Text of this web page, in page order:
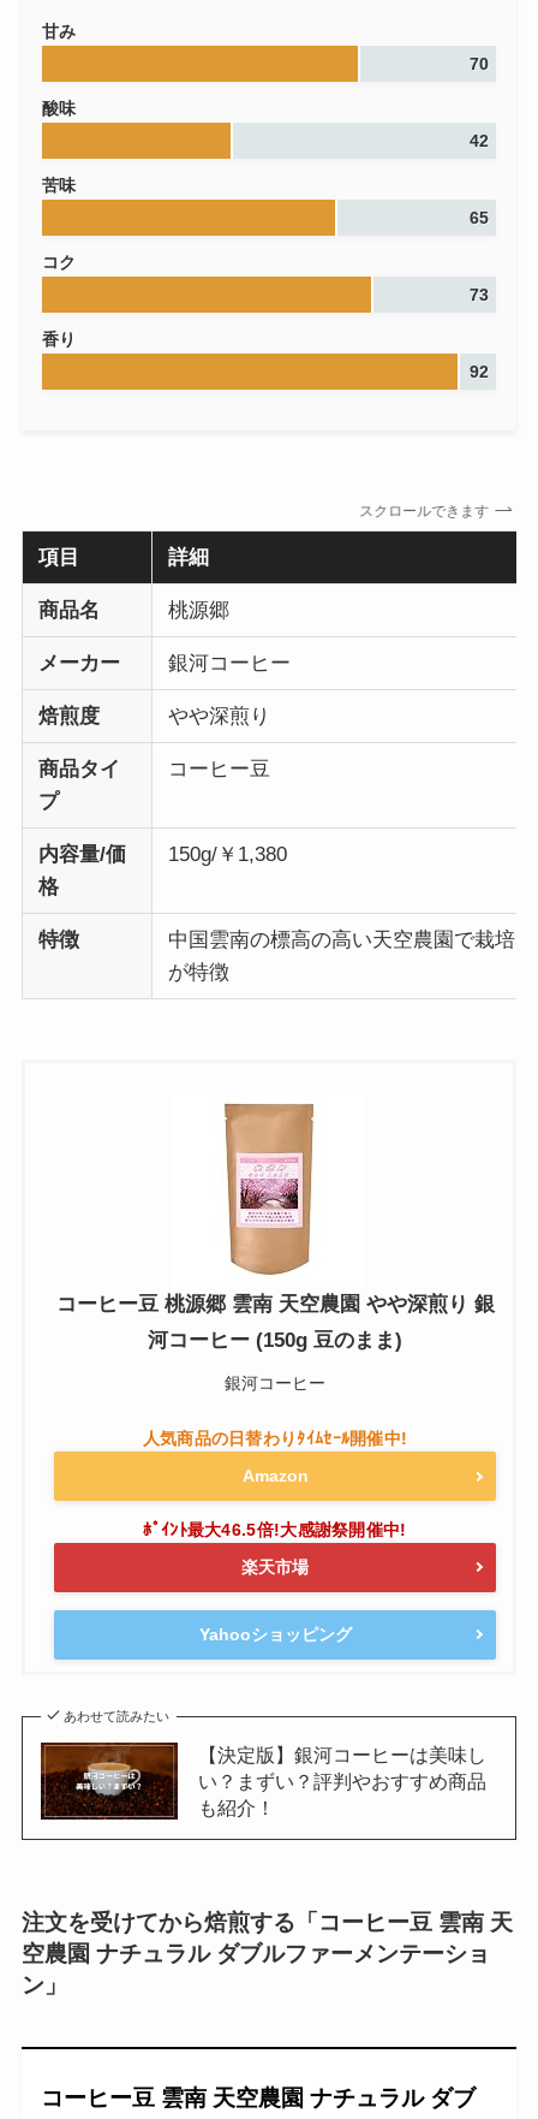
甘み
70
酸味
42
苦味
65
コク
73
香り
92
スクロールできます
項目 詳細
商品名 桃源郷
メーカー 銀河コーヒー
焙煎度 やや深煎り
商品タイ
プ
コーヒー豆
内容量/価
格
150g/￥1,380
特徴
中国雲南の標高の高い天空農園で栽培
が特徴
コーヒー豆 桃源郷 雲南 天空農園 やや深煎り 銀
河コーヒー (150g 豆のまま)
銀河コーヒー
Amazon
楽天市場
Yahooショッピング
あわせて読みたい
【決定版】銀河コーヒーは美味し
い？まずい？評判やおすすめ商品
も紹介！
注文を受けてから焙煎する「コーヒー豆 雲南 天
空農園 ナチュラル ダブルファーメンテーショ
ン」
コーヒー豆 雲南 天空農園 ナチュラル ダブ